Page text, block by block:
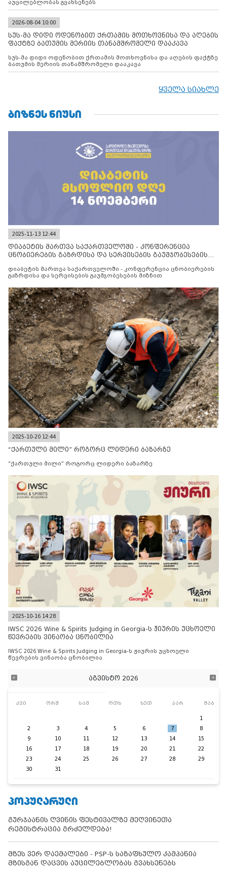
აუცილებლობას გვახსენებს
2026-08-04 10:00
სუს-მა დიდი ოდენობით ქრთამის მოთხოვნისა და აღების
ფაქტზე ბათუმის მერიის თანამშრომელი დააკავა
სუს-მა დიდი ოდენობით ქრთამის მოთხოვნისა და აღების ფაქტზე
ბათუმის მერიის თანამშრომელი დააკავა
ყველა სიახლე
ᲑᲘᲖᲜᲔᲡ ᲜᲘᲣᲡᲘ
2025-11-13 12:44
დიაბეტის მართვა საქართველოში - კონფერენცია
ცნობიერების გაზრდისა და სერვისების გაუმჯობესების
დიაბეტის მართვა საქართველოში - კონფერენცია ცნობიერების
გაზრდისა და სერვისების გაუმჯობესების მიზნით
2025-10-20 12:44
“ქართული მილი” როგორც ლიდერი ბაზარზე
“ქართული მილი” როგორც ლიდერი ბაზარზე
2025-10-16 14:28
IWSC 2026 Wine & Spirits Judging in Georgia-ს ჟიურის უცხოელი
წევრების ვინაობა ცნობილია
IWSC 2026 Wine & Spirits Judging in Georgia-ს ჟიურის უცხოელი
წევრების ვინაობა ცნობილია
აგვისტო 2026
კვი ორშ სამ ოთხ ხუთ პარ შაბ
1
2
3 4 5 6 7
8
9
10 11 12 13 14
15
16
17 18 19 20 21
22
23
24 25 26 27 28
29
30
31
ᲞᲝᲞᲣᲚᲐᲠᲣᲚᲘ
გურჯაანის ღვინის ფესტივალზე მეღვინეთა
რეგისტრაცია გრძელდება!
მზეს ვერ დაემალები - PSP-ს საზაფხულო კამპანია
მზისგან დაცვის აუცილებლობას გვახსენებს